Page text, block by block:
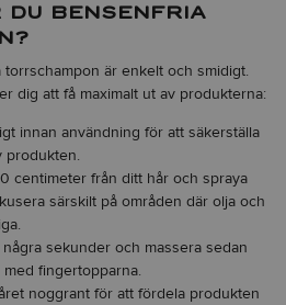
DU BENSENFRIA
är enkelt och smidigt.
dig att få maximalt ut av produkterna:
innan användning för att säkerställa
produkten.
centimeter från ditt hår och spraya
särskilt på områden där olja och
sekunder och massera sedan
fingertopparna.
noggrant för att fördela produkten